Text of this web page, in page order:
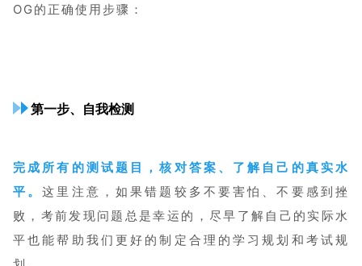
OG的正确使用步骤：
第一步、自我检测
完成所有的测试题目，核对答案、了解自己的真实水
平。这里注意，如果错题较多不要害怕、不要感到挫
败，考前发现问题总是幸运的，尽早了解自己的实际水
平也能帮助我们更好的制定合理的学习规划和考试规